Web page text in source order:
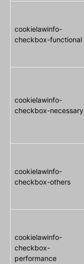
cookielawinfo-
checkbox-functional
cookielawinfo-
checkbox-necessary
cookielawinfo-
checkbox-others
cookielawinfo-
checkbox-
performance